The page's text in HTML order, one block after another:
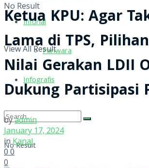
Inforial
Pariwara
Infografis
No Result
No Result
View All Result
Ketua KPU: Agar
Lama di TPS,
Nilai Gerakan LDII
Dukung Partisipasi
byadmin
January 17, 2024
in Kanal
0 0
0